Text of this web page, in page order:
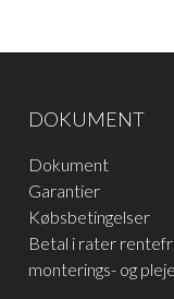
DOKUMENT
Dokument
Garantier
Købsbetingelser
Betal i rater
monterings- og